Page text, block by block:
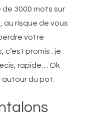
3000 mots sur
au risque de vous
votre
promis : je
rapide… Ok
du pot.